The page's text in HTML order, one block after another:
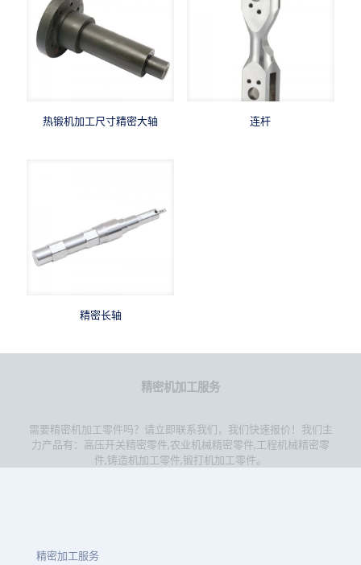
热锻机加工尺寸精密大轴 连杆
精密长轴
精密机加工服务
需要精密机加工零件吗？请立即联系我们，我们快速报价！我们主
力产品有： 高压开关精密零件,农业机械精密零件,工程机械精密零
件,铸造机加工零件,锻打机加工零件。
精密加工服务